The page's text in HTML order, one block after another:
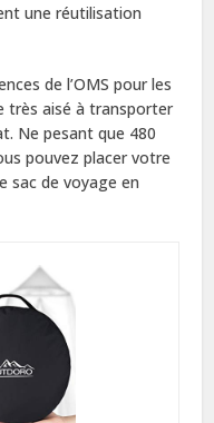
une réutilisation
de l’OMS pour les
très aisé à transporter
Ne pesant que 480
pouvez placer votre
sac de voyage en